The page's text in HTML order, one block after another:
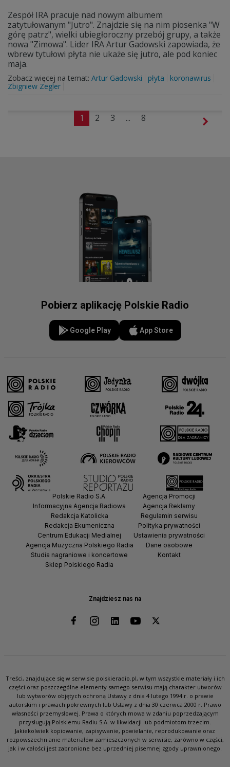
Zespół IRA pracuje nad nowym albumem
zatytułowanym "Jutro". Znajdzie się na nim piosenka "W
górę patrz", wielki ubiegłoroczny przebój grupy, a także
nowa "Zimowa". Lider IRA Artur Gadowski zapowiada, że
wbrew tytułowi płyta nie ukaże się jutro, ale pod koniec
maja.
Zobacz więcej na temat: Artur Gadowski płyta
koronawirus
Zbigniew Zegler
1 2 3 ... 8
Pobierz aplikację Polskie Radio
Google Play App Store
Znajdziesz nas na
Polskie Radio S.A.
Informacyjna Agencja Radiowa
Redakcja Katolicka
Redakcja Ekumeniczna
Centrum Edukacji Medialnej
Agencja Muzyczna Polskiego Radia
Studia nagraniowe i koncertowe
Sklep Polskiego Radia
Agencja Promocji
Agencja Reklamy
Regulamin serwisu
Polityka prywatności
Ustawienia prywatności
Dane osobowe
Kontakt
Treści, znajdujące się w serwisie polskieradio.pl, w tym wszystkie materiały i ich
części oraz poszczególne elementy samego serwisu mają charakter utworów
lub wytworów objętych ochroną Ustawy z dnia 4 lutego 1994 r. o prawie
autorskim i prawach pokrewnych lub Ustawy z dnia 30 czerwca 2000 r. Prawo
własności przemysłowej. Prawa o których mowa w zdaniu poprzedzającym
przysługują Polskiemu Radiu S.A. w likwidacji lub podmiotom trzecim.
Jakiekolwiek kopiowanie, zapisywanie, powielanie, reprodukowanie oraz
rozpowszechnianie materiałów zamieszczonych w serwisie, zarówno w części,
jak i w całości jest zabronione bez uprzedniej pisemnej zgody uprawnionego.